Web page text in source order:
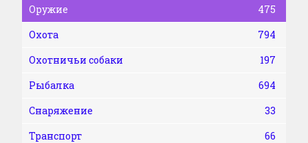
Оружие
475
Охота
794
Охотничьи собаки
197
Рыбалка
694
Снаряжение
33
Транспорт
66